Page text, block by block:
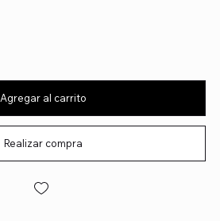
Agregar al carrito
Realizar compra